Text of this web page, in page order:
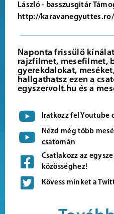
László - basszusgitár
http://
Naponta frissülő
rajzfilmet, mesefilmet,
gyerekdalokat,
hallgathatsz ezen a
egyszervolt.hu és a
Iratkozz fel Youtube
Nézd még több
csatornán
Csatlakozz az
közösséghez!
Kövess minket a